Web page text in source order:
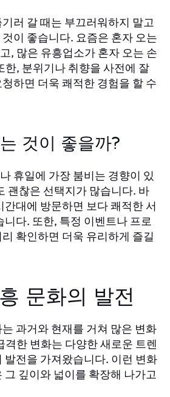
러 갈 때는 부끄러워하지 말고
이 좋습니다. 요즘은 혼자 오는
, 많은 유흥업소가 혼자 오는 손
한, 분위기나 취향을 사전에 잘
하면 더욱 쾌적한 경험을 할 수
것이 좋을까?
휴일에 가장 붐비는 경향이 있
괜찮은 선택지가 많습니다. 바
간대에 방문하면 보다 쾌적한 서
니다. 또한, 특정 이벤트나 프로
확인하면 더욱 유리하게 즐길
문화의 발전
과거와 현재를 거쳐 많은 변화
격한 변화는 다양한 새로운 트렌
발전을 가져왔습니다. 이런 변화
그 깊이와 넓이를 확장해 나가고